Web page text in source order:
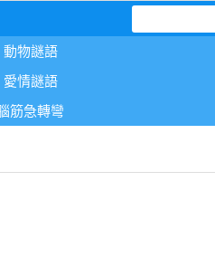
動物謎語
愛情謎語
筋急轉彎